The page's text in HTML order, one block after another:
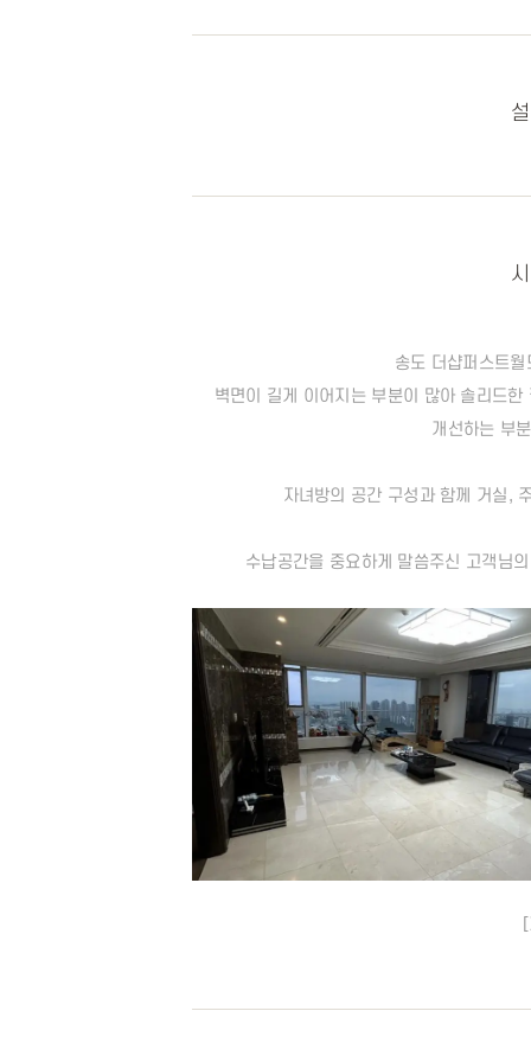
송도 더샵퍼스트
벽면이 길게 이어지는 부분이 많아 솔리드
개선하는 부
자녀방의 공간 구성과 함께 거실,
수납공간을 중요하게 말씀주신 고객님